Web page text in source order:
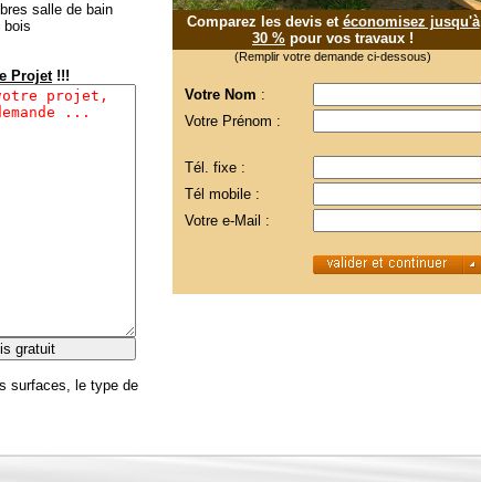
salle de bain
bois
Projet!!!
surfaces, le type de
Comparez les devis et économisez jusqu'à
30 % pour vos travaux !
(Remplir votre demande ci-dessous)
Votre Nom :
Votre Prénom :
Tél. fixe :
Tél mobile :
Votre e-Mail :